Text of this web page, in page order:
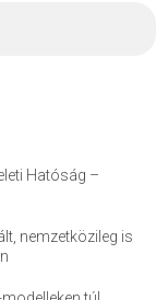
Hatóság –
nemzetközileg is